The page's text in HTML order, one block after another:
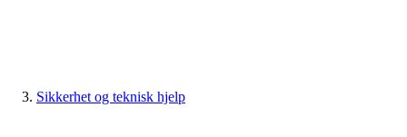
Sikkerhet og teknisk hjelp